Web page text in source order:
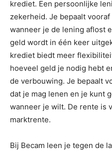
krediet. Een persoonlijke
zekerheid. Je bepaalt
wanneer je de lening aflost
geld wordt in één keer
krediet biedt meer
hoeveel geld je nodig hebt
de verbouwing. Je bepaalt
dat je mag lenen en je kunt
wanneer je wilt. De rente is
marktrente.
Bij Becam leen je tegen de